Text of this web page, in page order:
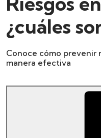
¿cuáles
Conoce cómo prevenir
manera efectiva